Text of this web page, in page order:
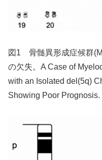
図1 骨髄異形成症候群
の欠失。A Case of
with an Isolated del(5q)
Showing Poor Prognosis.